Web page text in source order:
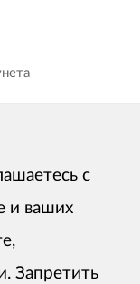
с
и ваших
Запретить